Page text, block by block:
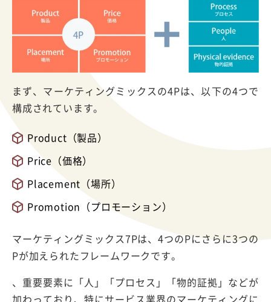
まず、マーケティングミックスの4Pは、以下の4つで
構成されています。
Product（製品）
Price（価格）
Placement（場所）
Promotion（プロモーション）
マーケティングミックス7Pは、4つのPにさらに3つの
Pが加えられたフレームワークです。
、重要要素に「人」「プロセス」「物的証拠」などが